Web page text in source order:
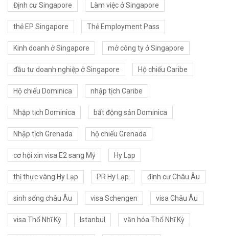
Định cư Singapore Làm việc ở Singapore
thẻ EP Singapore Thẻ Employment Pass
Kinh doanh ở Singapore mở công ty ở Singapore
đầu tư doanh nghiệp ở Singapore Hộ chiếu Caribe
Hộ chiếu Dominica nhập tịch Caribe
Nhập tịch Dominica bất động sản Dominica
Nhập tịch Grenada hộ chiếu Grenada
cơ hội xin visa E2 sang Mỹ Hy Lạp
thị thực vàng Hy Lạp PR Hy Lạp định cư Châu Âu
sinh sống châu Âu visa Schengen visa Châu Âu
visa Thổ Nhĩ Kỳ Istanbul văn hóa Thổ Nhĩ Kỳ